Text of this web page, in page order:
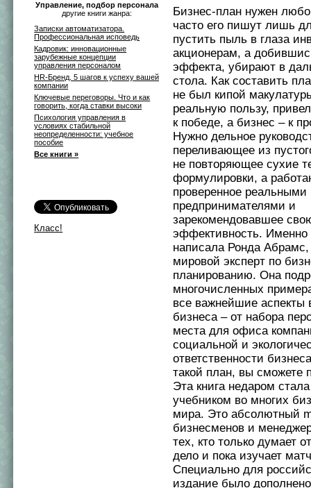
Управление, подбор персонала
другие книги жанра:
Записки автоматизатора.
Профессиональная исповедь
Кадровик: инновационные
зарубежные концепции
управления персоналом
HR-Бренд. 5 шагов к успеху вашей
компании
Ключевые переговоры. Что и как
говорить, когда ставки высоки
Психология управления в
условиях стабильной
неопределенности: учебное
пособие
Все книги »
Класс!
Бизнес-план нужен
часто его пишут лишь
пустить пыль в глаза
акционерам, а
эффекта, убирают в
стола. Как составить
не был кипой
реальную пользу,
к победе, а бизнес – к
Нужно дельное
переливающее из
не повторяющее сухие
формулировки, а
проверенное реальными
предпринимателями и
зарекомендовавшее
эффективность. Именно
написала Ронда
мировой эксперт по
планированию. Она
многочисленных
все важнейшие аспекты
бизнеса – от набора
места для офиса
социальной и
ответственности
такой план, вы сможете
Эта книга недаром
учебником во многих
мира. Это абсолютный
бизнесменов и
тех, кто только думает
дело и пока изучает
Специально для
издание было